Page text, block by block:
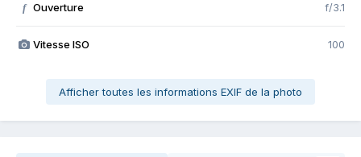
f Ouverture f/3.1
Vitesse ISO 100
Afficher toutes les informations EXIF de la photo